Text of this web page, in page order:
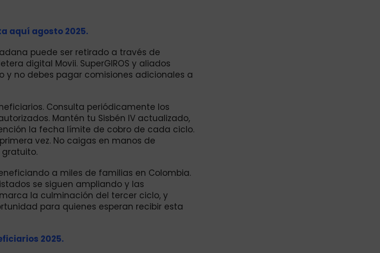
aquí agosto 2025.
puede ser retirado a través de
digital Movii. SuperGIROS y aliados
y no debes pagar comisiones adicionales a
Consulta periódicamente los
Mantén tu Sisbén IV actualizado,
la fecha límite de cobro de cada ciclo.
vez. No caigas en manos de
gratuito.
a miles de familias en Colombia.
se siguen ampliando y las
la culminación del tercer ciclo, y
para quienes esperan recibir esta
2025.